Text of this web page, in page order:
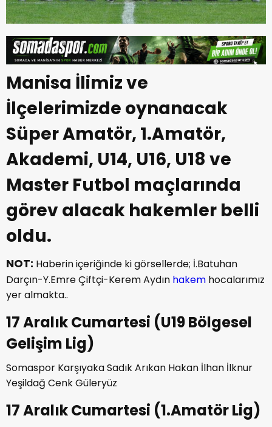
Manisa İlimiz ve
İlçelerimizde oynanacak
Süper Amatör, 1.Amatör,
Akademi, U14, U16, U18 ve
Master Futbol maçlarında
görev alacak hakemler belli
oldu.
NOT: Haberin içeriğinde ki görsellerde; İ.Batuhan
Darçın-Y.Emre Çiftçi-Kerem Aydın hakem hocalarımız
yer almakta..
17 Aralık Cumartesi (U19 Bölgesel
Gelişim Lig)
Somaspor Karşıyaka Sadık Arıkan Hakan İlhan İlknur
Yeşildağ Cenk Güleryüz
17 Aralık Cumartesi (1.Amatör Lig)